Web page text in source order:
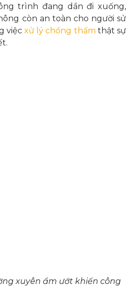
trình đang dần đi xuống,
còn an toàn cho người sử
việcxử lý chống thấm thật sự
xuyên ẩm ướt khiến công